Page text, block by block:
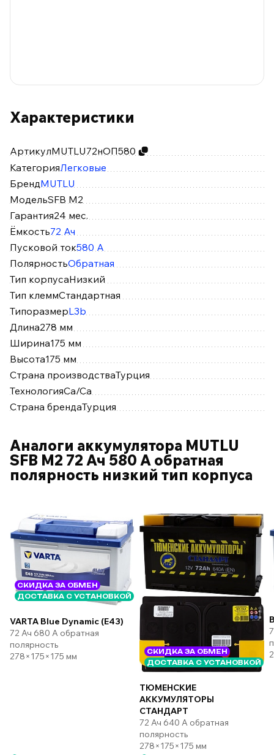
Характеристики
АртикулMUTLU72нОП580
КатегорияЛегковые
БрендMUTLU
МодельSFB M2
Гарантия24 мес.
Ёмкость72 Ач
Пусковой ток580 А
ПолярностьОбратная
Тип корпусаНизкий
Тип клеммСтандартная
ТипоразмерL3b
Длина278 мм
Ширина175 мм
Высота175 мм
Страна производстваТурция
ТехнологияCa/Ca
Страна брендаТурция
Аналоги аккумулятора MUTLU
SFB M2 72 Ач 580 А обратная
полярность низкий тип корпуса
СКИДКА ЗА ОБМЕН
ДОСТАВКА С УСТАНОВКОЙ
VARTA Blue Dynamic (E43)
72 Ач 680 А обратная
полярность
278×175×175 мм
СКИДКА ЗА ОБМЕН
ДОСТАВКА С УСТАНОВКОЙ
ТЮМЕНСКИЕ
АККУМУЛЯТОРЫ
СТАНДАРТ
72 Ач 640 А обратная
полярность
278×175×175 мм